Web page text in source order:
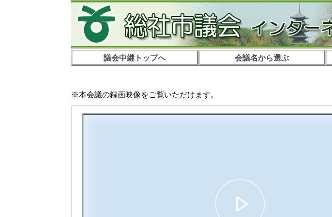
議会中継トップへ 会議名から選ぶ
※本会議の録画映像をご覧いただけます。